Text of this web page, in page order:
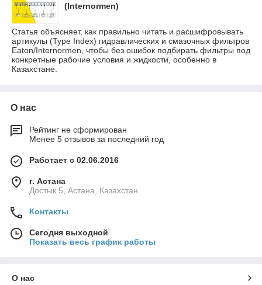
(Internormen)
Статья объясняет, как правильно читать и расшифровывать
артикулы (Type Index) гидравлических и смазочных фильтров
Eaton/Internormen, чтобы без ошибок подбирать фильтры под
конкретные рабочие условия и жидкости, особенно в
Казахстане.
О нас
Рейтинг не сформирован
Менее 5 отзывов за последний год
Работает с 02.06.2016
г. Астана
Достык 5, Астана, Казахстан
Контакты
Сегодня выходной
Показать весь график работы
О нас